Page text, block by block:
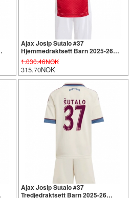
Ajax Josip Sutalo #37
Hjemmedraktsett Barn 2025-26
Kortermet (+ Korte bukser)
1.030.46NOK
315.70NOK
Ajax Josip Sutalo #37
Tredjedraktsett Barn 2025-26